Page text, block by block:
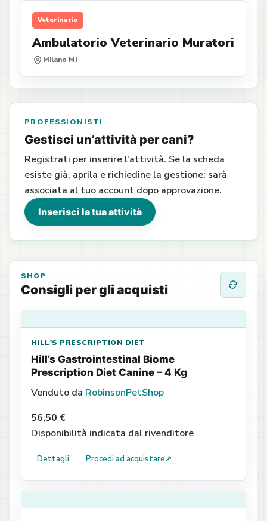
Veterinario
Ambulatorio Veterinario Muratori
Milano MI
PROFESSIONISTI
Gestisci un’attività per cani?
Registrati per inserire l’attività. Se la scheda
esiste già, aprila e richiedine la gestione: sarà
associata al tuo account dopo approvazione.
Inserisci la tua attività
SHOP
Consigli per gli acquisti
HILL'S PRESCRIPTION DIET
Hill’s Gastrointestinal Biome
Prescription Diet Canine – 4 Kg
Venduto da RobinsonPetShop
56,50 €
Disponibilità indicata dal rivenditore
Dettagli Procedi ad acquistare↗